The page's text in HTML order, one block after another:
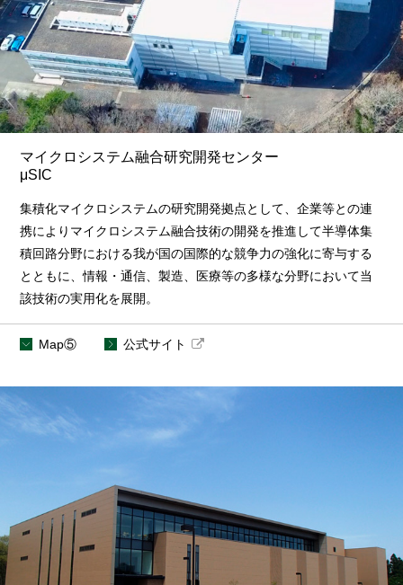
マイクロシステム融合研究開発センター
μSIC
集積化マイクロシステムの研究開発拠点として、企業等との連
携によりマイクロシステム融合技術の開発を推進して半導体集
積回路分野における我が国の国際的な競争力の強化に寄与する
とともに、情報・通信、製造、医療等の多様な分野において当
該技術の実用化を展開。
Map⑤ 公式サイト